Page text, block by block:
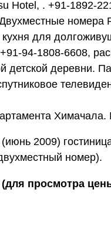
Hotel, . +91-1892-
номера
кухня для
94-1808-6608,
детской деревни.
Химачала.
2009)
номер).
просмотра